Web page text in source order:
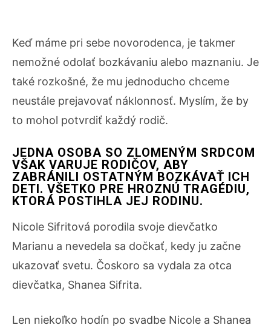
Keď máme pri sebe novorodenca, je takmer
nemožné odolať bozkávaniu alebo maznaniu. Je
také rozkošné, že mu jednoducho chceme
neustále prejavovať náklonnosť. Myslím, že by
to mohol potvrdiť každý rodič.
JEDNA OSOBA SO ZLOMENÝM SRDCOM
VŠAK VARUJE RODIČOV, ABY
ZABRÁNILI OSTATNÝM BOZKÁVAŤ ICH
DETI. VŠETKO PRE HROZNÚ TRAGÉDIU,
KTORÁ POSTIHLA JEJ RODINU.
Nicole Sifritová porodila svoje dievčatko
Marianu a nevedela sa dočkať, kedy ju začne
ukazovať svetu. Čoskoro sa vydala za otca
dievčatka, Shanea Sifrita.
Len niekoľko hodín po svadbe Nicole a Shanea